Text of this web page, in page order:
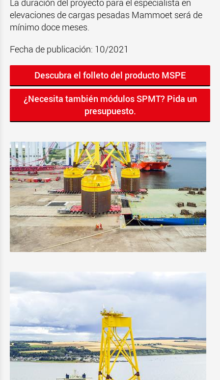
La duración del proyecto para el especialista en
elevaciones de cargas pesadas Mammoet será de
mínimo doce meses.
Fecha de publicación: 10/2021
Descubra el folleto del producto MSPE
¿Necesita también módulos SPMT? Pida un
presupuesto.